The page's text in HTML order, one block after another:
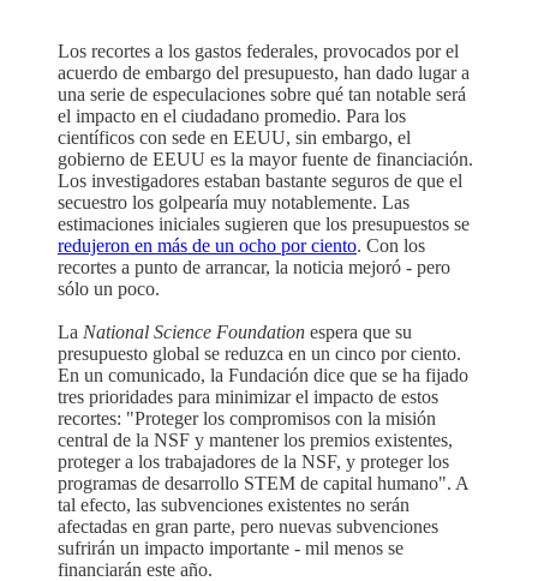
Los recortes a los gastos federales, provocados por el
acuerdo de embargo del presupuesto, han dado lugar a
una serie de especulaciones sobre qué tan notable será
el impacto en el ciudadano promedio. Para los
científicos con sede en EEUU, sin embargo, el
gobierno de EEUU es la mayor fuente de financiación.
Los investigadores estaban bastante seguros de que el
secuestro los golpearía muy notablemente. Las
estimaciones iniciales sugieren que los presupuestos se
redujeron en más de un ocho por ciento. Con los
recortes a punto de arrancar, la noticia mejoró - pero
sólo un poco.
La National Science Foundation espera que su
presupuesto global se reduzca en un cinco por ciento.
En un comunicado, la Fundación dice que se ha fijado
tres prioridades para minimizar el impacto de estos
recortes: "Proteger los compromisos con la misión
central de la NSF y mantener los premios existentes,
proteger a los trabajadores de la NSF, y proteger los
programas de desarrollo STEM de capital humano". A
tal efecto, las subvenciones existentes no serán
afectadas en gran parte, pero nuevas subvenciones
sufrirán un impacto importante - mil menos se
financiarán este año.